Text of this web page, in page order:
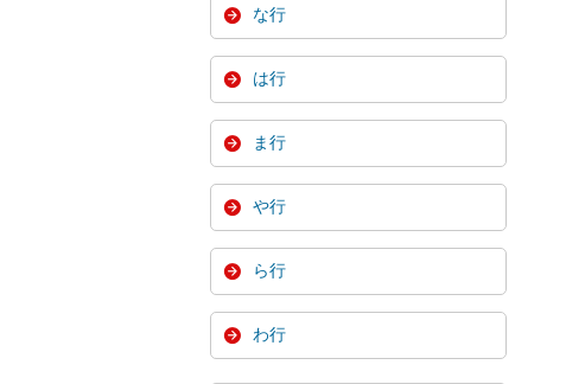
な行
は行
ま行
や行
ら行
わ行